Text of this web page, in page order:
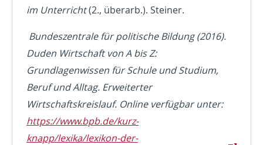
im Unterricht(2., überarb.). Steiner.
Bundeszentrale für politische Bildung (2016).
Duden Wirtschaft von A bis Z:
Grundlagenwissen für Schule und Studium,
Beruf und Alltag. Erweiterter
Wirtschaftskreislauf. Online verfügbar unter:
https://www.bpb.de/kurz-
knapp/lexika/lexikon-der-